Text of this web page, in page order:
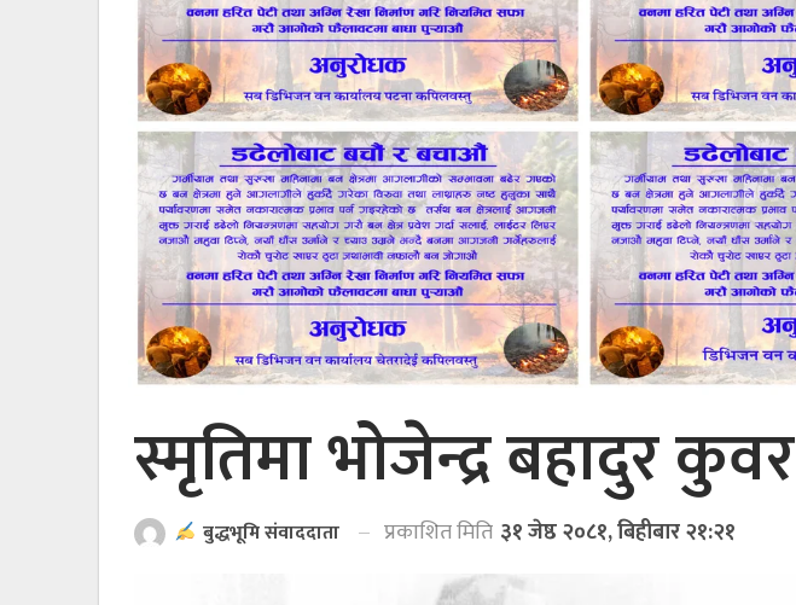
स्मृतिमा भोजेन्द्र बहादुर कुवर
बुद्धभूमि संवाददाता प्रकाशित मिति ३१ जेष्ठ २०८१, बिहीबार २१:२१